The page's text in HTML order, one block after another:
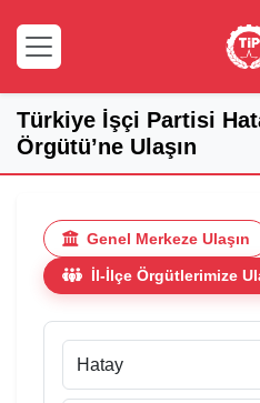
Türkiye İşçi Partisi
Örgütü’ne Ulaşın
Genel Merkeze Ulaşın
İl-İlçe Örgütlerimize